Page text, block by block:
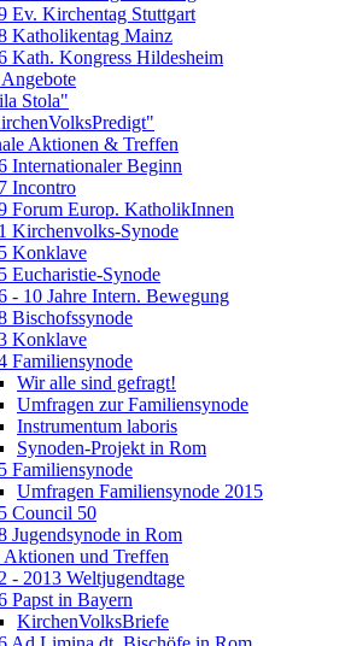
Ev. Kirchentag Stuttgart
Katholikentag Mainz
Kath. Kongress Hildesheim
Stola"
Aktionen & Treffen
Internationaler Beginn
Incontro
Forum Europ. KatholikInnen
Kirchenvolks-Synode
Konklave
Eucharistie-Synode
- 10 Jahre Intern. Bewegung
Bischofssynode
Konklave
Familiensynode
Wir alle sind gefragt!
Umfragen zur Familiensynode
Instrumentum laboris
Synoden-Projekt in Rom
Familiensynode
Umfragen Familiensynode 2015
Council 50
Jugendsynode in Rom
und Treffen
- 2013 Weltjugendtage
Papst in Bayern
KirchenVolksBriefe